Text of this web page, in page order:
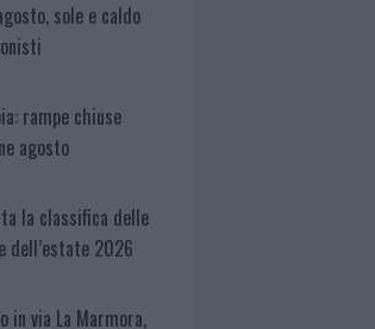
sole e caldo
rampe chiuse
agosto
la classifica delle
dell’estate 2026
in via La Marmora,